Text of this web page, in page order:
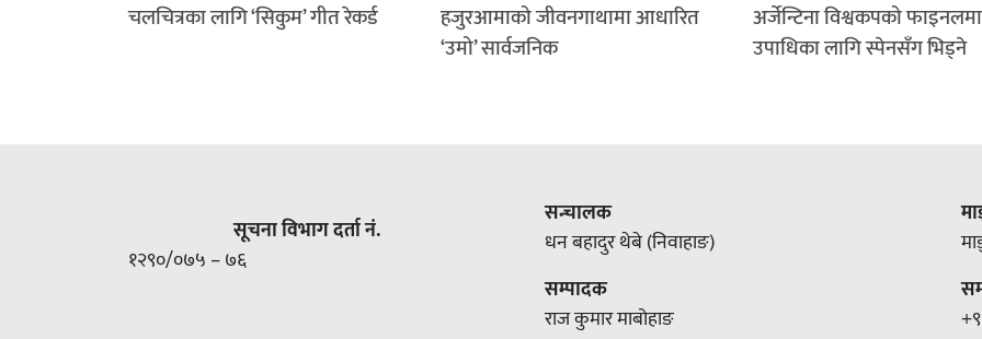
चलचित्रका लागि ‘सिकुम’ गीत रेकर्ड
हजुरआमाको जीवनगाथामा आधारित
‘उमो’ सार्वजनिक
अर्जेन्टिना विश्वकपको
उपाधिका लागि स्पेनसँग भिड्ने
सूचना विभाग दर्ता नं.
१२९०/०७५ – ७६
सन्चालक
धन बहादुर थेबे (निवाहाङ)
सम्पादक
राज कुमार माबोहाङ